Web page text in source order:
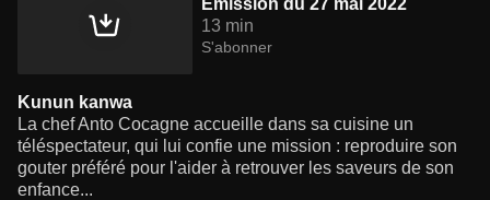
Emission du 27 mai 2022
13 min
S'abonner
Kunun kanwa
La chef Anto Cocagne accueille dans sa cuisine un
téléspectateur, qui lui confie une mission : reproduire son
gouter préféré pour l'aider à retrouver les saveurs de son
enfance...